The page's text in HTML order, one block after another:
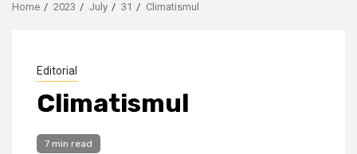
Home 2023 July 31 Climatismul
Editorial
Climatismul
7 min read